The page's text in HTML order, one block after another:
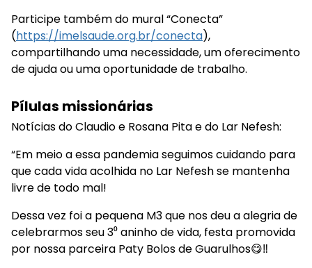
Participe também do mural “Conecta”
(https://imelsaude.org.br/conecta),
compartilhando uma necessidade, um oferecimento
de ajuda ou uma oportunidade de trabalho.
Pílulas missionárias
Notícias do Claudio e Rosana Pita e do Lar Nefesh:
“Em meio a essa pandemia seguimos cuidando para
que cada vida acolhida no Lar Nefesh se mantenha
livre de todo mal!
Dessa vez foi a pequena M3 que nos deu a alegria de
celebrarmos seu 3⁰ aninho de vida, festa promovida
por nossa parceira Paty Bolos de Guarulhos😋‼️